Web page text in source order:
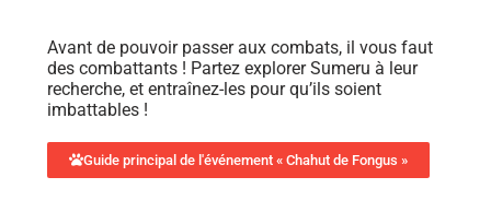
Avant de pouvoir passer aux combats, il vous faut
des combattants ! Partez explorer Sumeru à leur
recherche, et entraînez-les pour qu’ils soient
imbattables !
Guide principal de l'événement « Chahut de Fongus »